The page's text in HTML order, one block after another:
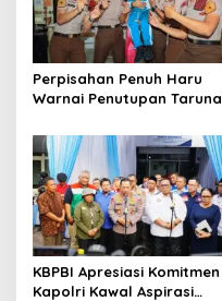
Perpisahan Penuh Haru
Warnai Penutupan Taruna
Kepulauan
KBPBI Apresiasi Komitmen
Kapolri Kawal Aspirasi